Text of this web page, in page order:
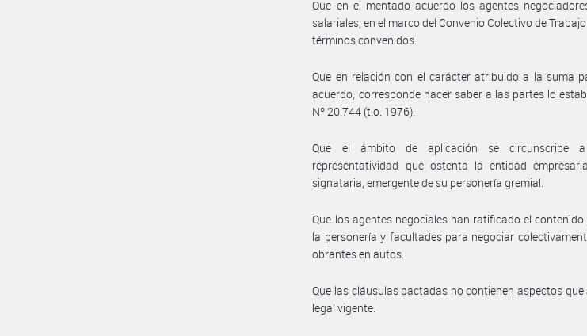
Que en el mentado acuerdo los agentes
salariales, en el marco del Convenio Colectivo de
términos convenidos.
Que en relación con el carácter atribuido a la suma
acuerdo, corresponde hacer saber a las partes lo
Nº 20.744 (t.o. 1976).
Que el ámbito de aplicación se circunscribe
representatividad que ostenta la entidad
signataria, emergente de su personería gremial.
Que los agentes negociales han ratificado el
la personería y facultades para negociar
obrantes en autos.
Que las cláusulas pactadas no contienen aspectos
legal vigente.